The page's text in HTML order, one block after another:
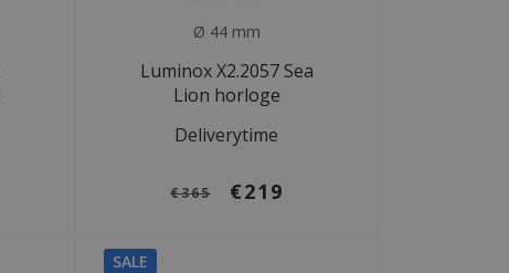
Ø 44 mm
Luminox X2.2057 Sea
Lion horloge
Deliverytime
€365 €219
SALE